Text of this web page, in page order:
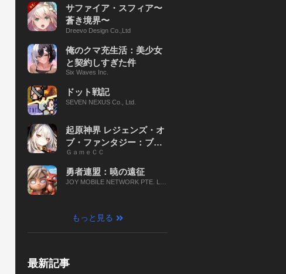
サファイア・スフィア〜
蒼き境界〜
Dreevo Design Co.,Ltd
俺のクマ充生活：美少女
と契約しすぎた件
Six Waves Inc.
ドット戦記
SEVEN NEXUS Co., Ltd.
起原神界 レジェンズ・オ
ブ・ファンタジー：ブレ
イブ X
ＧａｍｅＣＣ
勇者連盟：暁の遠征
JOY MOBILE NETWORK PTE. LT
もっと見る
最新記事